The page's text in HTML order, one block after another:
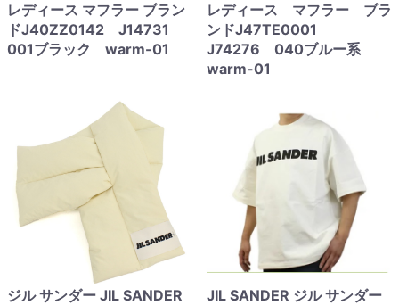
レディース マフラー ブラン
ドJ40ZZ0142 J14731
001ブラック warm-01
レディース マフラー ブラ
ンドJ47TE0001
J74276 040ブルー系
warm-01
ジル サンダー JIL SANDER
JIL SANDER ジル サンダー